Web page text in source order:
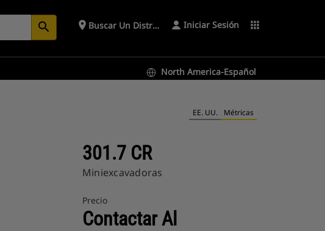
search place Buscar Un Distribuidor Iniciar Sesión apps
North America-Español
EE. UU. Métricas
301.7 CR
Miniexcavadoras
Precio
Contactar Al